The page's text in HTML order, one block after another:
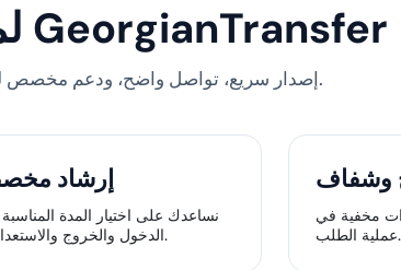
لماذا تختار تأمين GeorgianTransfer
إصدار سريع، تواصل واضح، ودعم مخصص للسياح قبل دخول جورجيا.
إرشاد
نساعدك على اختيار المدة
الدخول والخروج والاستعداد العملي للحدود.
وشفاف
مخفية في
عملية الطلب.